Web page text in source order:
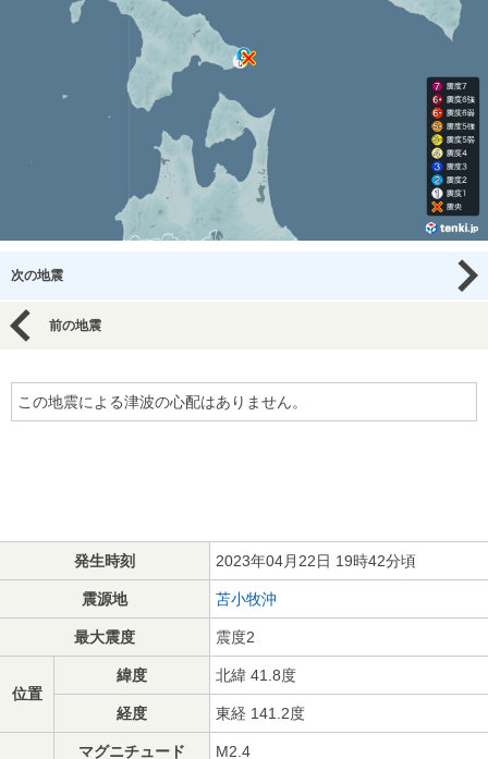
次の地震
前の地震
この地震による津波の心配はありません。
発生時刻 2023年04月22日 19時42分頃
震源地 苫小牧沖
最大震度 震度2
位置
緯度 北緯 41.8度
経度 東経 141.2度
マグニチュード M2.4